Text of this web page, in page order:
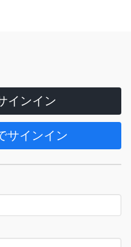
インイン
サインイン